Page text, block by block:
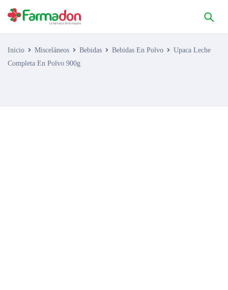
Inicio Misceláneos Bebidas Bebidas En Polvo
Upaca Leche
Completa En Polvo 900g